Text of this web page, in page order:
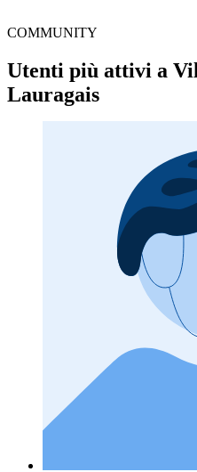
COMMUNITY
Utenti più attivi a
Lauragais